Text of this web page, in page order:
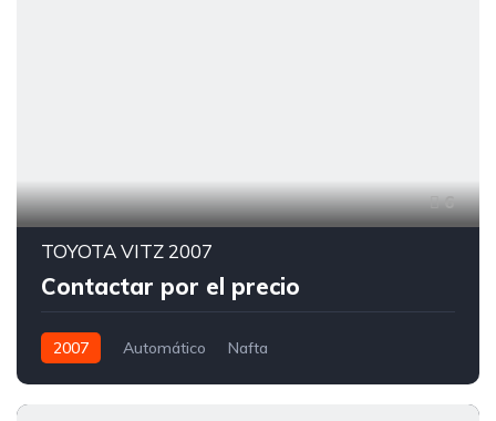
6
TOYOTA VITZ 2007
Contactar por el precio
2007 Automático Nafta